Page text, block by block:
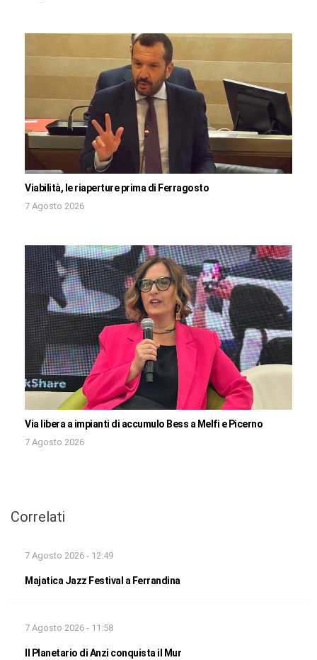
Viabilità, le riaperture prima di Ferragosto
7 Agosto 2026
Via libera a impianti di accumulo Bess a Melfi e Picerno
7 Agosto 2026
Correlati
7 Agosto 2026 - 12:49
Majatica Jazz Festival a Ferrandina
7 Agosto 2026 - 11:58
Il Planetario di Anzi conquista il Mur